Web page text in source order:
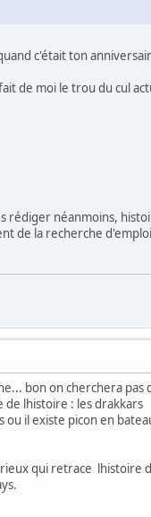
c'était ton
de moi le trou du cul
rédiger néanmoins,
de la recherche
bon on cherchera pas
de lhistoire : les drakkars
il existe picon en
qui retrace lhistoire